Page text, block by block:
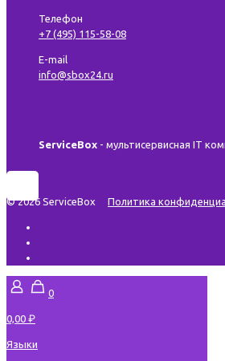
Телефон
+7 (495) 115-58-08
E-mail
info@sbox24.ru
ServiceBox - мультисервисная IT
© 2026 ServiceBox Политика
0
0,00 ₽
Языки